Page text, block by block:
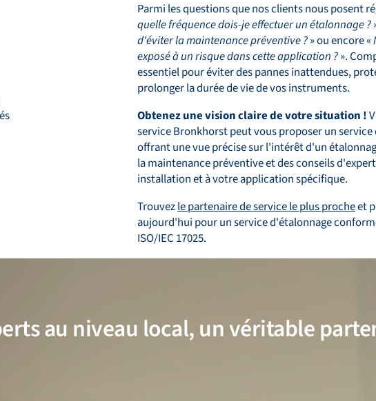
Parmi les questions que nos clients nous posent
quelle fréquence dois-je effectuer un étalonnage ?
d'éviter la maintenance préventive ?» ou encore «
exposé à un risque dans cette application ?».
essentiel pour éviter des pannes inattendues,
prolonger la durée de vie de vos instruments.
Obtenez une vision claire de votre situation !
service Bronkhorst peut vous proposer un
offrant une vue précise sur l'intérêt d'un
la maintenance préventive et des conseils
installation et à votre application spécifique.
Trouvezle partenaire de service le plus procheet
aujourd'hui pour un service d'étalonnage
ISO/IEC 17025.
au niveau local, un véritable